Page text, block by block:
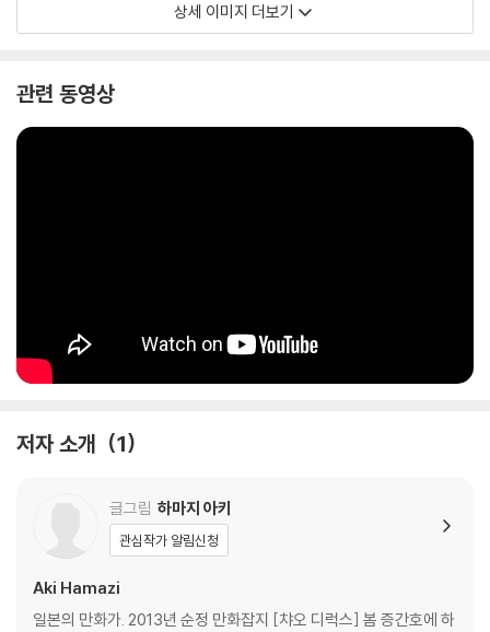
상세 이미지 더보기
관련 동영상
저자 소개 1
글그림 하마지 아키
관심작가 알림신청
Aki Hamazi
일본의 만화가. 2013년 순정 만화잡지 [챠오 디럭스] 봄 증간호에 하